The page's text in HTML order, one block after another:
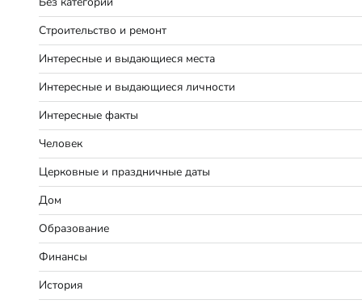
Строительство и ремонт
Интересные и выдающиеся места
Интересные и выдающиеся личности
Интересные факты
Человек
Церковные и праздничные даты
Дом
Образование
Финансы
История